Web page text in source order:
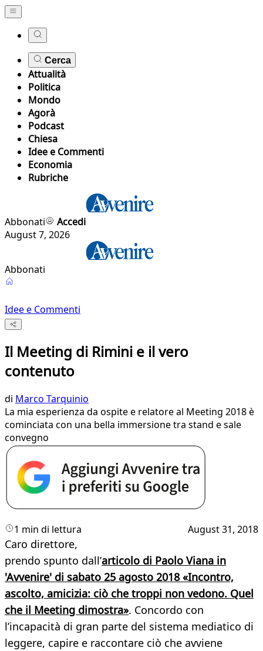
Cerca
Attualità
Politica
Mondo
Agorà
Podcast
Chiesa
Idee e Commenti
Economia
Rubriche
Abbonati
Accedi
August 7, 2026
Abbonati
Idee e Commenti
Il Meeting di Rimini e il vero
contenuto
di Marco Tarquinio
La mia esperienza da ospite e relatore al Meeting 2018 è
cominciata con una bella immersione tra stand e sale
convegno
1 min di lettura August 31, 2018
Caro direttore,
prendo spunto dall’articolo di Paolo Viana in
'Avvenire' di sabato 25 agosto 2018 «Incontro,
ascolto, amicizia: ciò che troppi non vedono. Quel
che il Meeting dimostra». Concordo con
l’incapacità di gran parte del sistema mediatico di
leggere, capire e raccontare ciò che avviene